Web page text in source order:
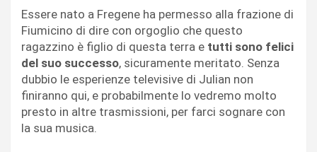
Essere nato a Fregene ha permesso alla frazione di
Fiumicino di dire con orgoglio che questo
ragazzino è figlio di questa terra e tutti sono felici
del suo successo, sicuramente meritato. Senza
dubbio le esperienze televisive di Julian non
finiranno qui, e probabilmente lo vedremo molto
presto in altre trasmissioni, per farci sognare con
la sua musica.